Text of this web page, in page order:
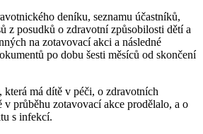
deníku, seznamu účastníků,
z posudků o zdravotní způsobilosti dětí a
na zotavovací akci a následné
po dobu šesti měsíců od skončení
která má dítě v péči, o zdravotních
v průběhu zotavovací akce prodělalo, a o
s infekcí.